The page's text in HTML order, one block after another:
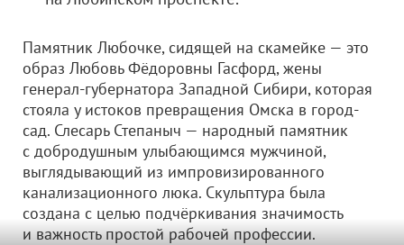
Памятник Любочке, сидящей на скамейке — это
образ Любовь Фёдоровны Гасфорд, жены
генерал-губернатора Западной Сибири, которая
стояла у истоков превращения Омска в город-
сад. Слесарь Степаныч — народный памятник
с добродушным улыбающимся мужчиной,
выглядывающий из импровизированного
канализационного люка. Скульптура была
создана с целью подчёркивания значимость
и важность простой рабочей профессии.